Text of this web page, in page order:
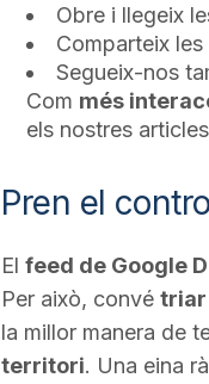
Obre i llegeix
Comparteix les
Segueix-nos
Com més
els nostres
Pren el
El feed de Google
Per això, convé triar
la millor manera de
territori. Una eina